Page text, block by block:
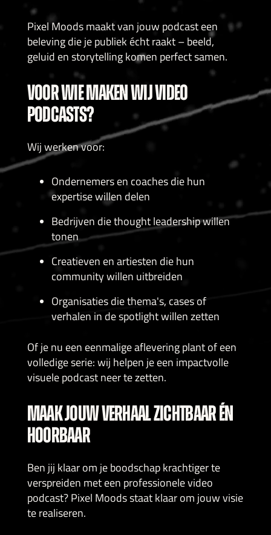
Pixel Moods maakt van jouw podcast een
beleving die je publiek écht raakt – beeld,
geluid en storytelling komen perfect samen.
VOOR WIE MAKEN WIJ VIDEO
PODCASTS?
Wij werken voor:
Ondernemers en coaches die hun
expertise willen delen
Bedrijven die thought leadership willen
tonen
Creatieven en artiesten die hun
community willen uitbreiden
Organisaties die thema's, cases of
verhalen in de spotlight willen zetten
Of je nu een eenmalige aflevering plant of een
volledige serie: wij helpen je een impactvolle
visuele podcast neer te zetten.
MAAK JOUW VERHAAL ZICHTBAAR ÉN
HOORBAAR
Ben jij klaar om je boodschap krachtiger te
verspreiden met een professionele video
podcast? Pixel Moods staat klaar om jouw visie
te realiseren.